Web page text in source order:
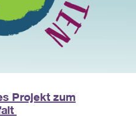
Projekt zum